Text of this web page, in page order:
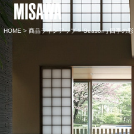
HOME > 商品ラインアップ> Season j 四季の彩